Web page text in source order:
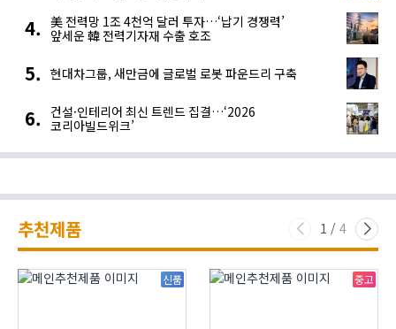
美 전력망 1조 4천억 달러 투자…‘납기 경쟁력’
앞세운 韓 전력기자재 수출 호조
현대차그룹, 새만금에 글로벌 로봇 파운드리 구축
건설·인테리어 최신 트렌드 집결…‘2026
코리아빌드위크’
추천제품 1 / 4
신품 중고